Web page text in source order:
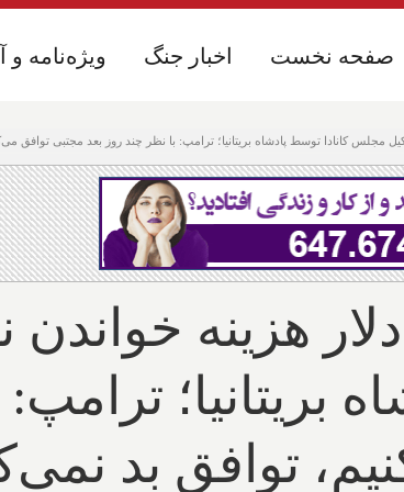
مجلس کانادا توسط پادشاه بریتانیا؛ ترامپ: با نظر چند روز بعد مجتبی توافق
ویژه‌نامه و اخبار جنگ صفحه نخست ویژه‌نامه و اخبار جنگ صفحه نخست
هزینه
بریتانیا؛
توافق بد